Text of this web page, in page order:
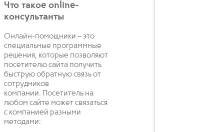
Что такое online-
консультанты
Онлайн-помощники – это
специальные программные
решения, которые позволяют
посетителю сайта получить
быструю обратную связь от
сотрудников
компании. Посетитель на
любом сайте может связаться
с компанией разными
методами: